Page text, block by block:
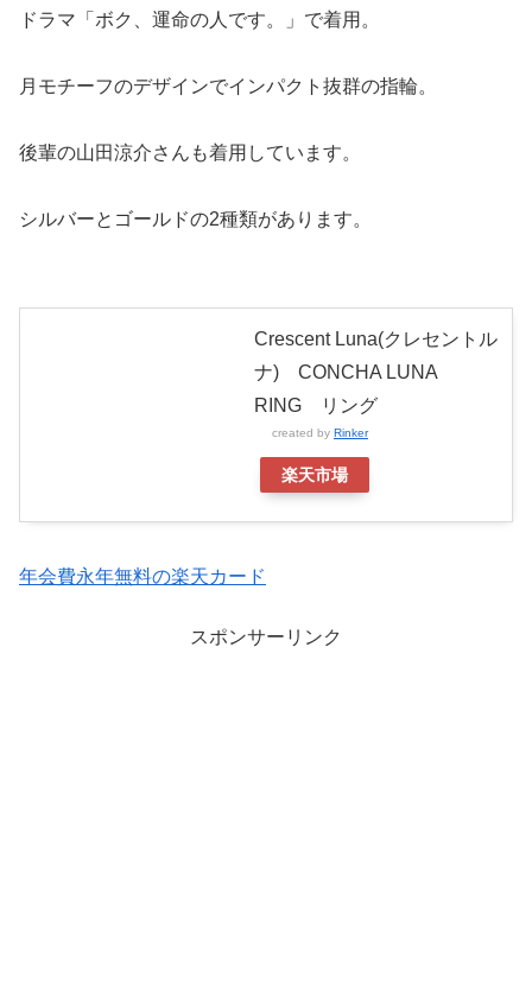
ドラマ「ボク、運命の人です。」で着用。
月モチーフのデザインでインパクト抜群の指輪。
後輩の山田涼介さんも着用しています。
シルバーとゴールドの2種類があります。
Crescent Luna(クレセントル
ナ) CONCHA LUNA
RING リング
created by Rinker
楽天市場
年会費永年無料の楽天カード
スポンサーリンク